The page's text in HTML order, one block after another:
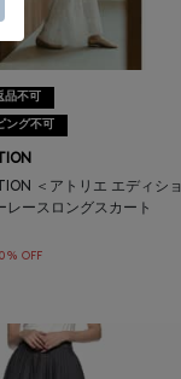
品不可
ング不可
＜アトリエ エディショ
レースロングスカート
OFF